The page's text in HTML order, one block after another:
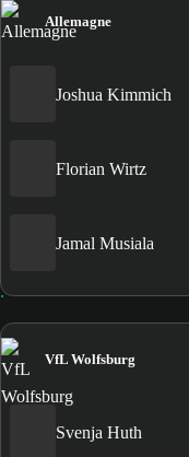
Allemagne
Joshua Kimmich
Florian Wirtz
Jamal Musiala
VfL Wolfsburg
Svenja Huth